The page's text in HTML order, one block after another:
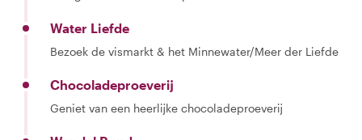
Water Liefde
Bezoek de vismarkt & het Minnewater/Meer der Liefde
Chocoladeproeverij
Geniet van een heerlijke chocoladeproeverij